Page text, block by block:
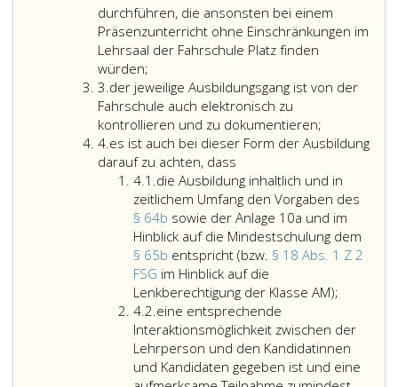
anhand
geeigneten
Anschauungsmaterials
geeigneter
Modelle
(Paragraph
64
a,
Absatz
3,)
zu
ergänzen.
Zu
verschiedenen
Themen
wie
z. B.
Geschwindigkeit,
Abstand,
durchführen, die ansonsten bei einem
Präsenzunterricht ohne Einschränkungen im
Lehrsaal der Fahrschule Platz finden
würden;
3.Ziffer
3
der jeweilige Ausbildungsgang ist von der
Fahrschule auch elektronisch zu
kontrollieren und zu dokumentieren;
4.Ziffer
4
es ist auch bei dieser Form der Ausbildung
darauf zu achten, dass
4.1.4
Punkt
eins
die Ausbildung inhaltlich und in
zeitlichem Umfang den Vorgaben des
§ 64b sowie der Anlage 10a und im
Hinblick auf die Mindestschulung dem
§ 65b entspricht (bzw. § 18 Abs. 1 Z 2
FSG im Hinblick auf die
Lenkberechtigung der Klasse AM);
inhaltlich
und
in
4.2.4
Punkt
2
eine entsprechende
Interaktionsmöglichkeit zwischen der
Lehrperson und den Kandidatinnen
und Kandidaten gegeben ist und eine